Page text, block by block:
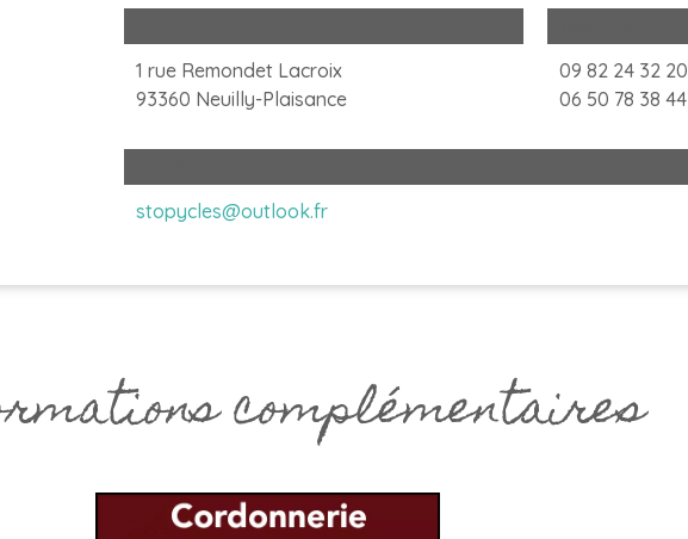
1 rue Remondet Lacroix
93360 Neuilly-Plaisance
09 82 24 32 20
06 50 78 38 44
stopycles@outlook.fr
complémentaires